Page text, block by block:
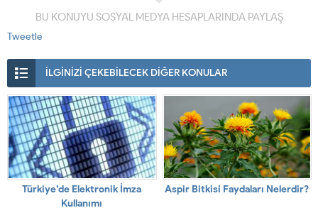
BU KONUYU SOSYAL MEDYA HESAPLARINDA PAYLAŞ
Tweetle
İLGİNİZİ ÇEKEBİLECEK DİĞER KONULAR
Türkiye’de Elektronik İmza
Kullanımı
Aspir Bitkisi Faydaları Nelerdir?